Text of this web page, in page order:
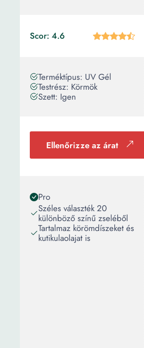
Scor: 4.6
Terméktípus: UV Gél
Testrész: Körmök
Szett: Igen
Ellenőrizze az árat
Pro
Széles választék 20
különböző színű zseléből
Tartalmaz körömdíszeket és
kutikulaolajat is